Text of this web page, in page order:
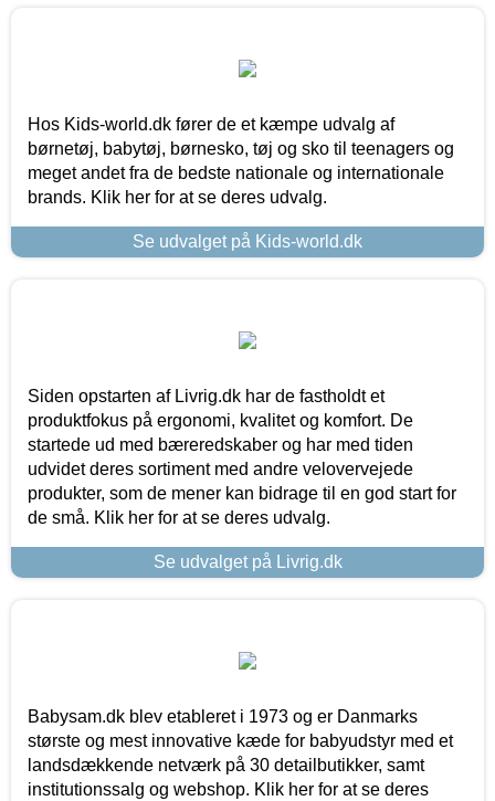
Hos Kids-world.dk fører de et kæmpe udvalg af
børnetøj, babytøj, børnesko, tøj og sko til teenagers og
meget andet fra de bedste nationale og internationale
brands. Klik her for at se deres udvalg.
Se udvalget på Kids-world.dk
Siden opstarten af Livrig.dk har de fastholdt et
produktfokus på ergonomi, kvalitet og komfort. De
startede ud med bæreredskaber og har med tiden
udvidet deres sortiment med andre velovervejede
produkter, som de mener kan bidrage til en god start for
de små. Klik her for at se deres udvalg.
Se udvalget på Livrig.dk
Babysam.dk blev etableret i 1973 og er Danmarks
største og mest innovative kæde for babyudstyr med et
landsdækkende netværk på 30 detailbutikker, samt
institutionssalg og webshop. Klik her for at se deres